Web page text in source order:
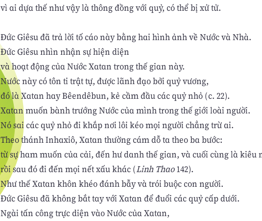
vì ai dựa thế như vậy là thông đồng với quỷ, có thể bị xử tử.
Đức Giêsu đã trả lời tố cáo này bằng hai hình ảnh về Nước và Nhà.
Đức Giêsu nhìn nhận sự hiện diện
và hoạt động của Nước Xatan trong thế gian này.
Nước này có tôn ti trật tự, được lãnh đạo bởi quỷ vương,
đó là Xatan hay Bêendêbun, kẻ cầm đầu các quỷ nhỏ (c. 22).
Xatan muốn bành trướng Nước của mình trong thế giới loài người.
Nó sai các quỷ nhỏ đi khắp nơi lôi kéo mọi người chẳng trừ ai.
Theo thánh Inhaxiô, Xatan thường cám dỗ ta theo ba bước:
từ sự ham muốn của cải, đến hư danh thế gian, và cuối cùng là kiêu
rồi sau đó đi đến mọi nết xấu khác (Linh Thao142).
Như thế Xatan khôn khéo đánh bẫy và trói buộc con người.
Đức Giêsu đã không bắt tay với Xatan để đuổi các quỷ cấp dưới.
Ngài tấn công trực diện vào Nước của Xatan,